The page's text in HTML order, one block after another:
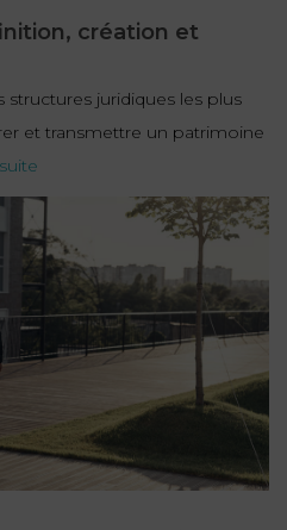
création et
structures juridiques les plus
et transmettre un patrimoine